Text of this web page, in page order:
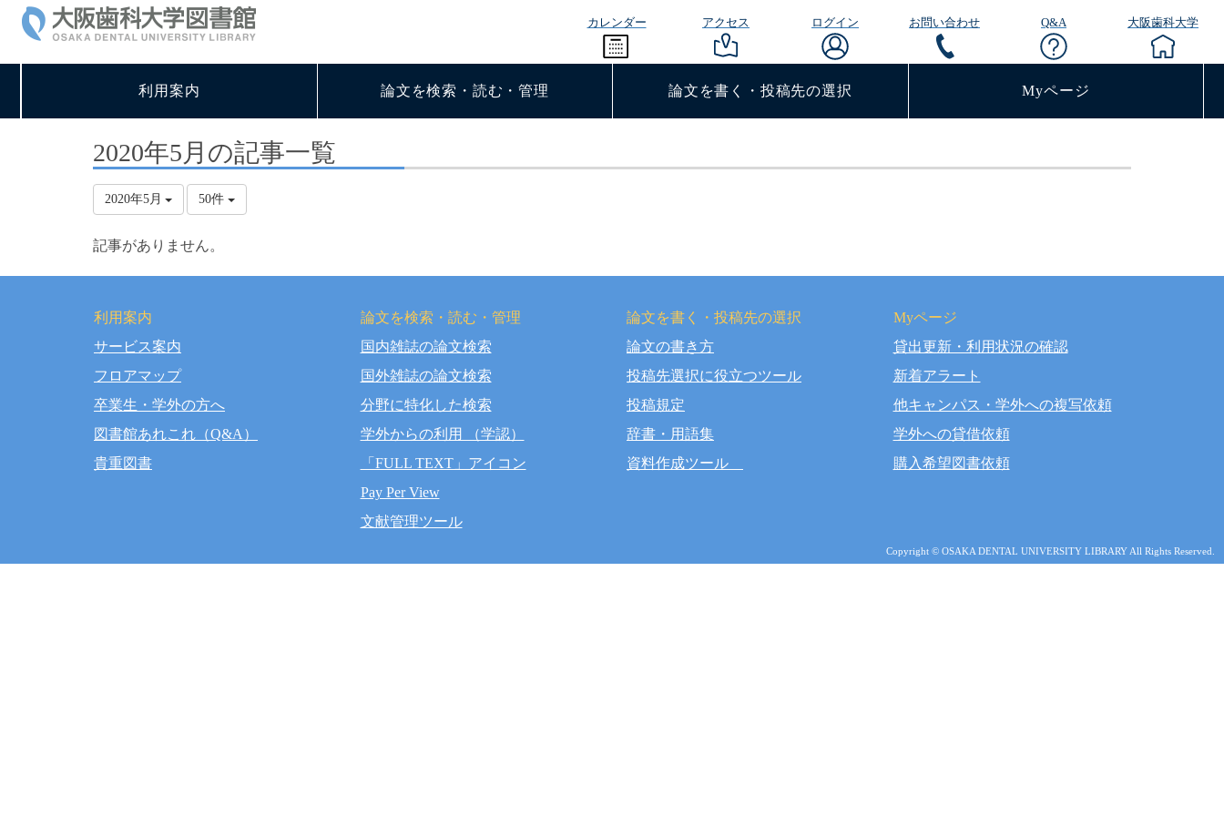
カレンダー アクセス ログイン お問い合わせ Q&A 大阪歯科大学
利用案内 論文を検索・読む・管理 論文を書く・投稿先の選択 Myページ
2020年5月の記事一覧
2020年5月 50件
記事がありません。
利用案内
サービス案内
フロアマップ
卒業生・学外の方へ
図書館あれこれ（Q&A）
貴重図書
論文を検索・読む・管理
国内雑誌の論文検索
国外雑誌の論文検索
分野に特化した検索
学外からの利用 （学認）
「FULL TEXT」アイコン
Pay Per View
文献管理ツール
論文を書く・投稿先の選択
論文の書き方
投稿先選択に役立つツール
投稿規定
辞書・用語集
資料作成ツール
Myページ
貸出更新・利用状況の確認
新着アラート
他キャンパス・学外への複写依頼
学外への貸借依頼
購入希望図書依頼
Copyright © OSAKA DENTAL UNIVERSITY LIBRARY All Rights Reserved.
Copyright © OSAKA DENTAL UNIVERSITY LIBRARY All Rights Reserved.